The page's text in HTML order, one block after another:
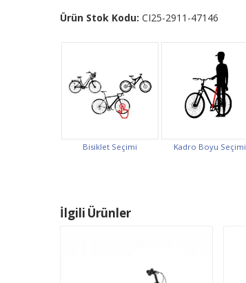
Ürün Stok Kodu: CI25-2911-47146
Bisiklet Seçimi Kadro Boyu Seçimi
İlgili Ürünler